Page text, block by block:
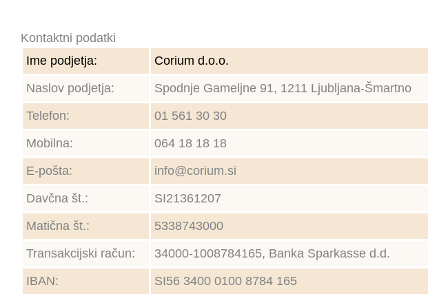
Kontaktni podatki
Ime podjetja:
Corium d.o.o.
Naslov podjetja:
Spodnje Gameljne 91, 1211 Ljubljana-Šmartno
Telefon:
01 561 30 30
Mobilna:
064 18 18 18
E-pošta:
info@corium.si
Davčna št.:
SI21361207
Matična št.:
5338743000
Transakcijski račun:
34000-1008784165, Banka Sparkasse d.d.
IBAN:
SI56 3400 0100 8784 165